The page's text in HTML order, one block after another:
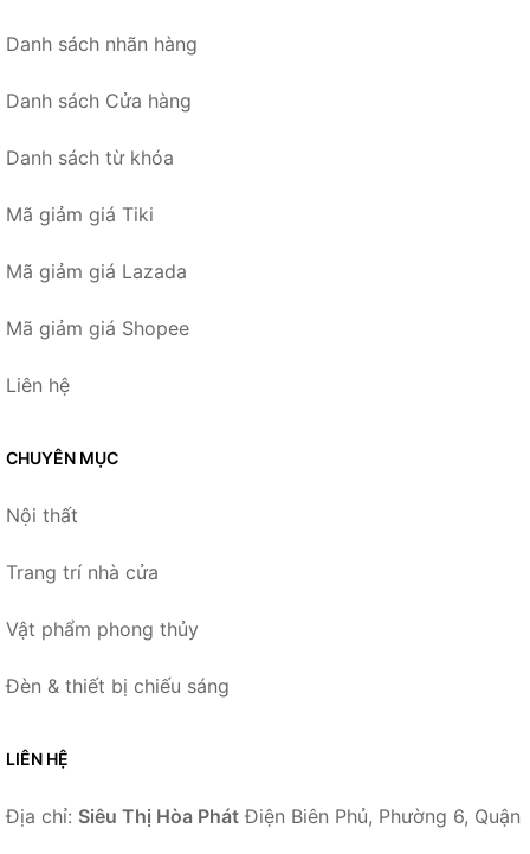
Danh sách nhãn hàng
Danh sách Cửa hàng
Danh sách từ khóa
Mã giảm giá Tiki
Mã giảm giá Lazada
Mã giảm giá Shopee
Liên hệ
CHUYÊN MỤC
Nội thất
Trang trí nhà cửa
Vật phẩm phong thủy
Đèn & thiết bị chiếu sáng
LIÊN HỆ
Địa chỉ: Siêu Thị Hòa Phát Điện Biên Phủ, Phường 6, Quận